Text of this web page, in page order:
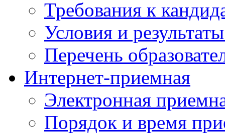
Требования к
Условия и
Перечень
Интернет-приемная
Электронная
Порядок и время